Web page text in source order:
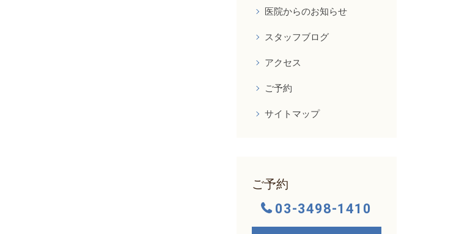
医院からのお知らせ
スタッフブログ
アクセス
ご予約
サイトマップ
ご予約
03-3498-1410